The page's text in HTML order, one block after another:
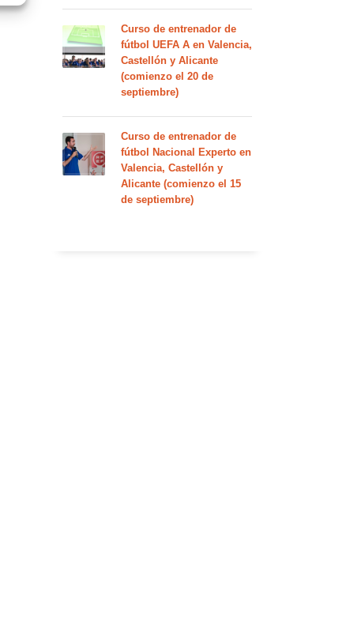
Curso de entrenador de
fútbol UEFA A en Valencia,
Castellón y Alicante
(comienzo el 20 de
septiembre)
Curso de entrenador de
fútbol Nacional Experto en
Valencia, Castellón y
Alicante (comienzo el 15
de septiembre)